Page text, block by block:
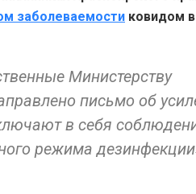
заболеваемости ковидом
Министерству
письмо об
в себя
режима